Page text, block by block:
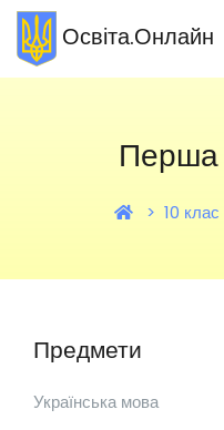
Освіта.Онлайн
Перша
10 клас
Предмети
Українська мова